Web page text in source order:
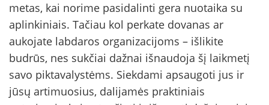
metas, kai norime pasidalinti gera nuotaika su
aplinkiniais. Tačiau kol perkate dovanas ar
aukojate labdaros organizacijoms – išlikite
budrūs, nes sukčiai dažnai išnaudoja šį laikmetį
savo piktavalystėms. Siekdami apsaugoti jus ir
jūsų artimuosius, dalijamės praktiniais